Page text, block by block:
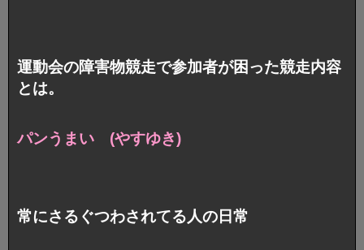
運動会の障害物競走で参加者が困った競走内容
とは。
パンうまい (やすゆき)
常にさるぐつわされてる人の日常